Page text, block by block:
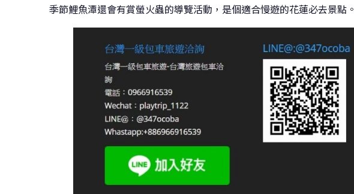
季節鯉魚潭還會有賞螢火蟲的導覽活動，是個適合慢遊的花蓮必去景點。